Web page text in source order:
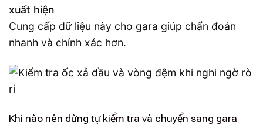
xuất hiện
Cung cấp dữ liệu này cho gara giúp chẩn đoán
nhanh và chính xác hơn.
Khi nào nên dừng tự kiểm tra và chuyển sang gara